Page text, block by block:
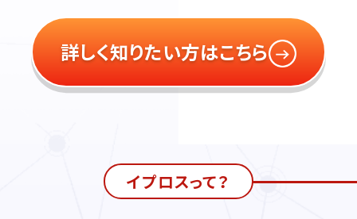
詳しく知りたい方はこちら
イプロスって？